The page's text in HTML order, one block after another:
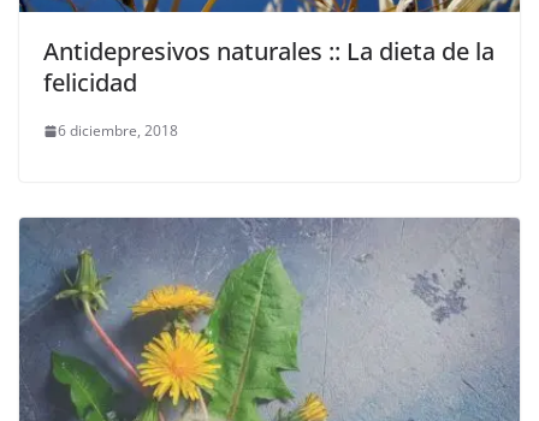
Antidepresivos naturales :: La dieta de la
felicidad
6 diciembre, 2018